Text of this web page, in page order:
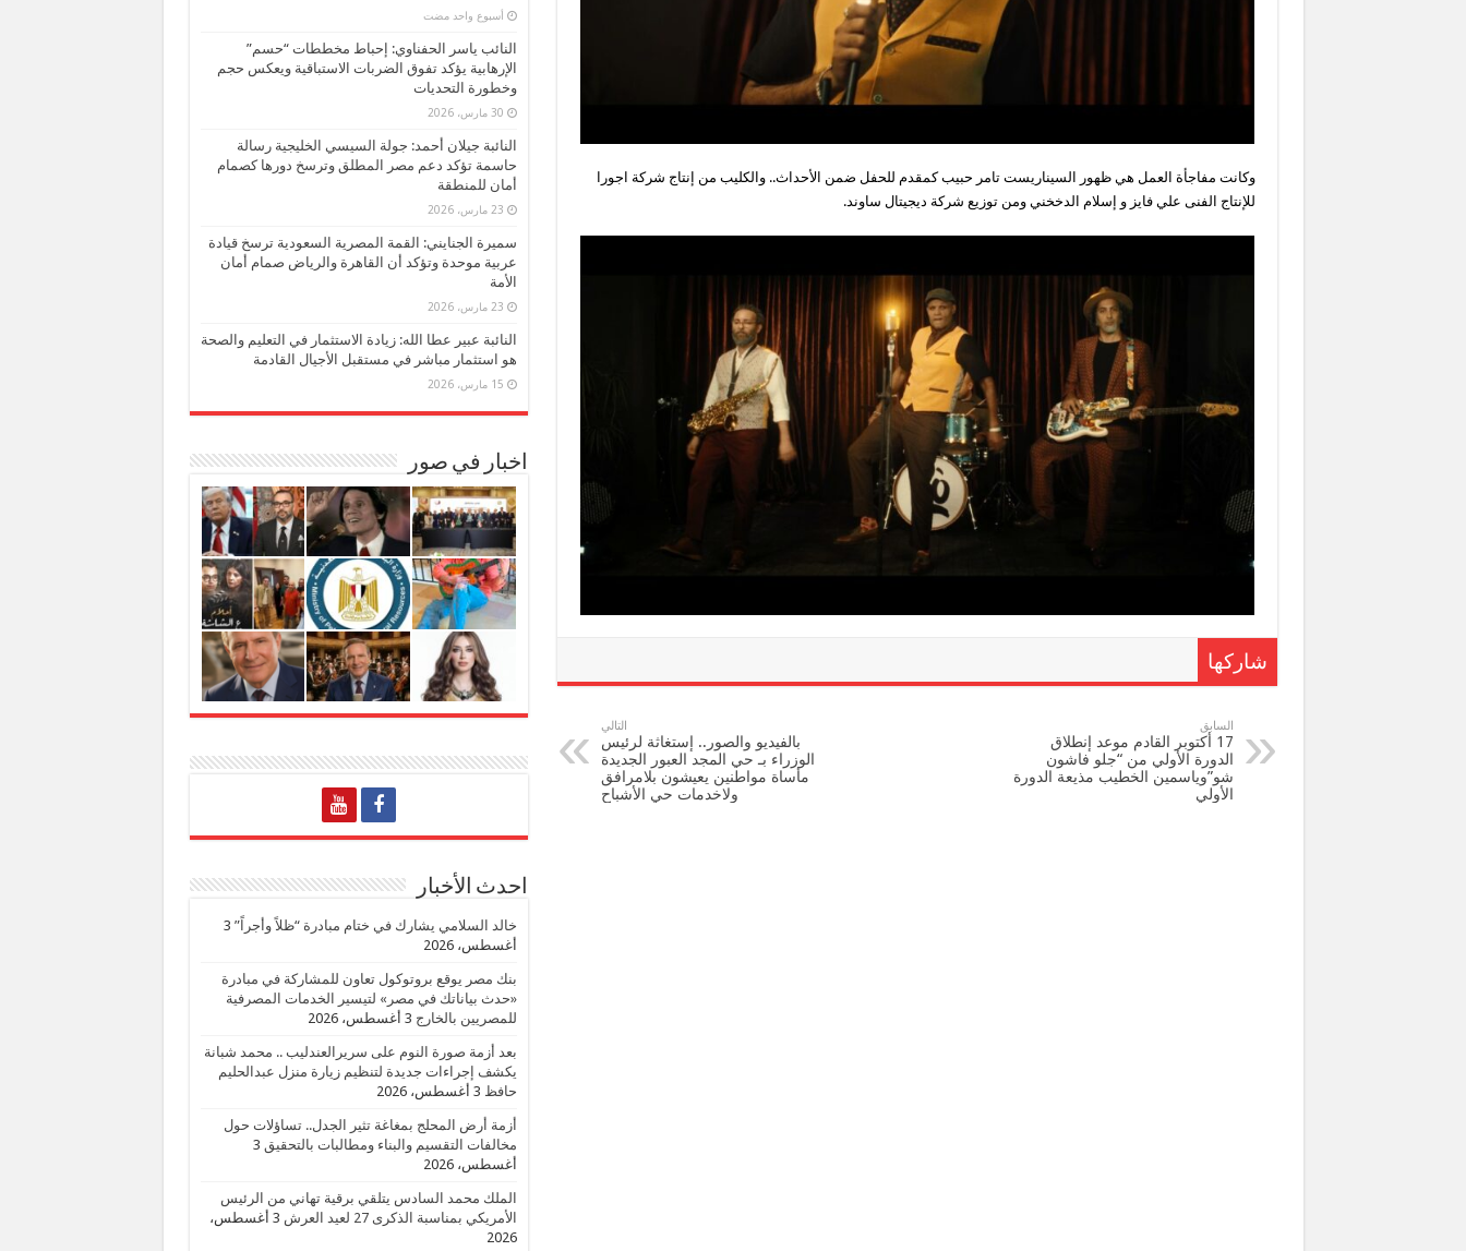
وكانت مفاجأة العمل هي ظهور السيناريست تامر حبيب كمقدم للحفل ضمن الأحداث.. والكليب من إنتاج شركة اجورا
للإنتاج الفنى علي فايز و إسلام الدخخني ومن توزيع شركة ديجيتال ساوند.
شاركها
السابق
17 أكتوبر القادم موعد إنطلاق
الدورة الأولي من “جلو فاشون
شو”وياسمين الخطيب مذيعة الدورة
الأولي
التالي
بالفيديو والصور.. إستغاثة لرئيس
الوزراء بـ حي المجد العبور الجديدة
مأساة مواطنين يعيشون بلامرافق
ولاخدمات حي الأشباح
‏أسبوع واحد مضت
النائب ياسر الحفناوي: إحباط مخططات “حسم”
الإرهابية يؤكد تفوق الضربات الاستباقية ويعكس حجم
وخطورة التحديات
30 مارس، 2026
النائبة جيلان أحمد: جولة السيسي الخليجية رسالة
حاسمة تؤكد دعم مصر المطلق وترسخ دورها كصمام
أمان للمنطقة
23 مارس، 2026
سميرة الجنايني: القمة المصرية السعودية ترسخ قيادة
عربية موحدة وتؤكد أن القاهرة والرياض صمام أمان
الأمة
23 مارس، 2026
النائبة عبير عطا الله: زيادة الاستثمار في التعليم والصحة
هو استثمار مباشر في مستقبل الأجيال القادمة
15 مارس، 2026
اخبار في صور
احدث الأخبار
خالد السلامي يشارك في ختام مبادرة “ظلاً وأجراً” 3
أغسطس، 2026
بنك مصر يوقع بروتوكول تعاون للمشاركة في مبادرة
«حدث بياناتك في مصر» لتيسير الخدمات المصرفية
للمصريين بالخارج 3 أغسطس، 2026
بعد أزمة صورة النوم على سريرالعندليب .. محمد شبانة
يكشف إجراءات جديدة لتنظيم زيارة منزل عبدالحليم
حافظ 3 أغسطس، 2026
أزمة أرض المحلج بمغاغة تثير الجدل.. تساؤلات حول
مخالفات التقسيم والبناء ومطالبات بالتحقيق 3
أغسطس، 2026
الملك محمد السادس يتلقي برقية تهاني من الرئيس
الأمريكي بمناسبة الذكرى 27 لعيد العرش
3 أغسطس،
2026